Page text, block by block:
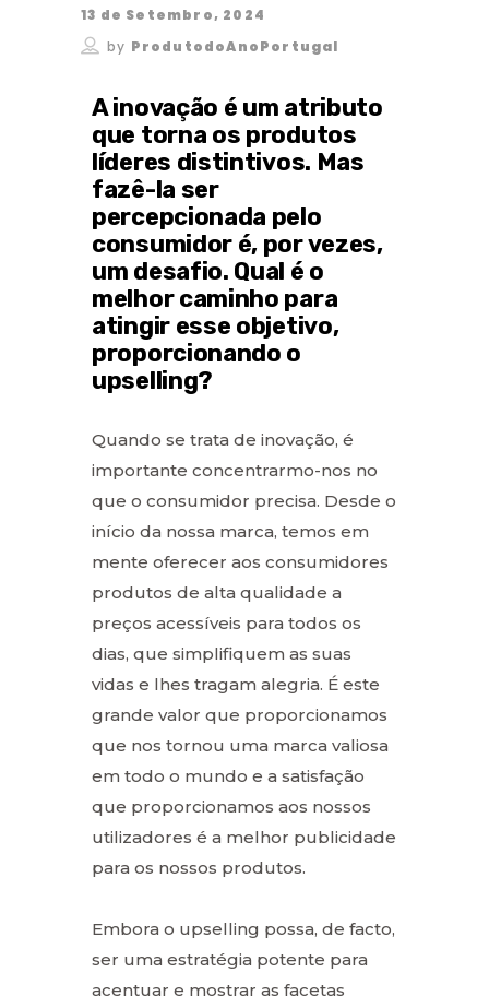
13 de Setembro, 2024
by ProdutodoAnoPortugal
A inovação é um atributo
que torna os produtos
líderes distintivos. Mas
fazê-la ser
percepcionada pelo
consumidor é, por vezes,
um desafio. Qual é o
melhor caminho para
atingir esse objetivo,
proporcionando o
upselling?
Quando se trata de inovação, é
importante concentrarmo-nos no
que o consumidor precisa. Desde o
início da nossa marca, temos em
mente oferecer aos consumidores
produtos de alta qualidade a
preços acessíveis para todos os
dias, que simplifiquem as suas
vidas e lhes tragam alegria. É este
grande valor que proporcionamos
que nos tornou uma marca valiosa
em todo o mundo e a satisfação
que proporcionamos aos nossos
utilizadores é a melhor publicidade
para os nossos produtos.
Embora o upselling possa, de facto,
ser uma estratégia potente para
acentuar e mostrar as facetas